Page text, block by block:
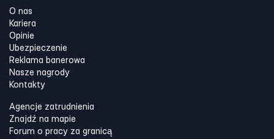
O nas
Kariera
Opinie
Ubezpieczenie
Reklama banerowa
Nasze nagrody
Kontakty
Agencje zatrudnienia
Znajdź na mapie
Forum o pracy za granicą